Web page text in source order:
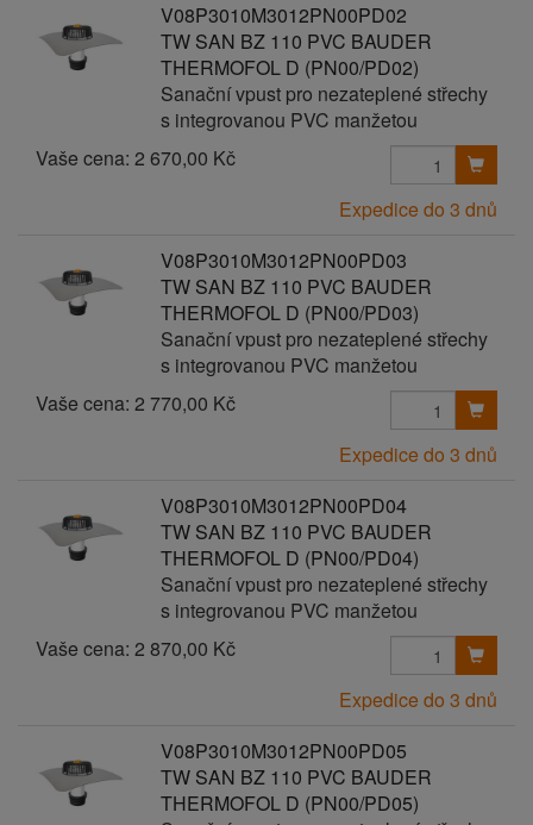
V08P3010M3012PN00PD02
TW SAN BZ 110 PVC BAUDER
THERMOFOL D (PN00/PD02)
Sanační vpust pro nezateplené střechy
s integrovanou PVC manžetou
Vaše cena: 2 670,00 Kč
Expedice do 3 dnů
V08P3010M3012PN00PD03
TW SAN BZ 110 PVC BAUDER
THERMOFOL D (PN00/PD03)
Sanační vpust pro nezateplené střechy
s integrovanou PVC manžetou
Vaše cena: 2 770,00 Kč
Expedice do 3 dnů
V08P3010M3012PN00PD04
TW SAN BZ 110 PVC BAUDER
THERMOFOL D (PN00/PD04)
Sanační vpust pro nezateplené střechy
s integrovanou PVC manžetou
Vaše cena: 2 870,00 Kč
Expedice do 3 dnů
V08P3010M3012PN00PD05
TW SAN BZ 110 PVC BAUDER
THERMOFOL D (PN00/PD05)